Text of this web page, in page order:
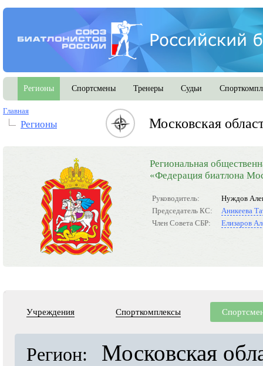
Регионы Спортсмены Тренеры Судьи
Главная
Регионы Московская
Региональная
«Федерация биатлона
Руководитель:
Нуждов
Председатель КС:
Аникеева
Член Совета СБР:
Елизаров
Учреждения Спорткомплексы
Регион: Московская